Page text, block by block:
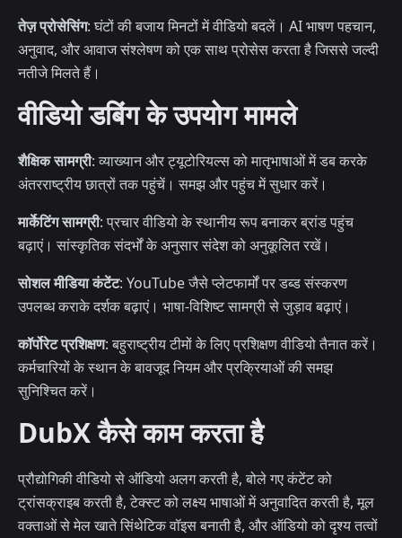
तेज़ प्रोसेसिंग: घंटों की बजाय मिनटों में वीडियो बदलें। AI भाषण पहचान,
अनुवाद, और आवाज संश्लेषण को एक साथ प्रोसेस करता है जिससे जल्दी
नतीजे मिलते हैं।
वीडियो डबिंग के उपयोग मामले
शैक्षिक सामग्री: व्याख्यान और ट्यूटोरियल्स को मातृभाषाओं में डब करके
अंतरराष्ट्रीय छात्रों तक पहुंचें। समझ और पहुंच में सुधार करें।
मार्केटिंग सामग्री: प्रचार वीडियो के स्थानीय रूप बनाकर ब्रांड पहुंच
बढ़ाएं। सांस्कृतिक संदर्भों के अनुसार संदेश को अनुकूलित रखें।
सोशल मीडिया कंटेंट: YouTube जैसे प्लेटफार्मों पर डब्ड संस्करण
उपलब्ध कराके दर्शक बढ़ाएं। भाषा-विशिष्ट सामग्री से जुड़ाव बढ़ाएं।
कॉर्पोरेट प्रशिक्षण: बहुराष्ट्रीय टीमों के लिए प्रशिक्षण वीडियो तैनात करें।
कर्मचारियों के स्थान के बावजूद नियम और प्रक्रियाओं की समझ
सुनिश्चित करें।
DubX कैसे काम करता है
प्रौद्योगिकी वीडियो से ऑडियो अलग करती है, बोले गए कंटेंट को
ट्रांसक्राइब करती है, टेक्स्ट को लक्ष्य भाषाओं में अनुवादित करती है, मूल
वक्ताओं से मेल खाते सिंथेटिक वॉइस बनाती है, और ऑडियो को दृश्य तत्वों